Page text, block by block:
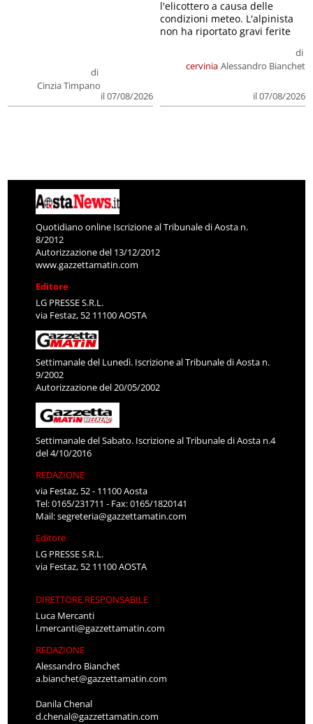
di
Cinzia Timpano
il 07/08/2026
cervinia
di
Alessandro Bianchet
il 07/08/2026
l'elicottero a causa delle
condizioni meteo. L'alpinista
non ha riportato gravi ferite
Quotidiano online Iscrizione al Tribunale di Aosta n.
8/2012
Autorizzazione del 13/12/2012
www.gazzettamatin.com
Editore
LG PRESSE S.R.L.
via Festaz, 52 11100 AOSTA
Settimanale del Lunedì. Iscrizione al Tribunale di Aosta n.
9/2002
Autorizzazione del 20/05/2002
Settimanale del Sabato. Iscrizione al Tribunale di Aosta n.4
del 4/10/2016
REDAZIONE
via Festaz, 52 - 11100 Aosta
Tel: 0165/231711 - Fax: 0165/1820141
Mail:segreteria@gazzettamatin.com
Editore
LG PRESSE S.R.L.
via Festaz, 52 11100 AOSTA
DIRETTORE RESPONSABILE
Luca Mercanti
l.mercanti@gazzettamatin.com
REDAZIONE
Alessandro Bianchet
a.bianchet@gazzettamatin.com
Danila Chenal
d.chenal@gazzettamatin.com